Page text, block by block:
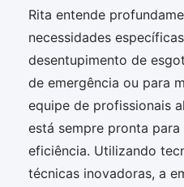
Rita entende
necessidades
desentupimento de
de emergência ou para
equipe de profissionais
está sempre pronta
eficiência. Utilizando
técnicas inovadoras, a